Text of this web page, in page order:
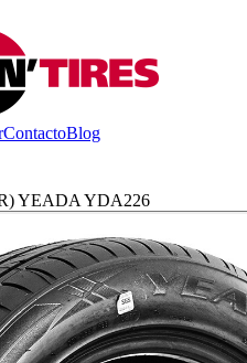
ContactoBlog
YEADA YDA226